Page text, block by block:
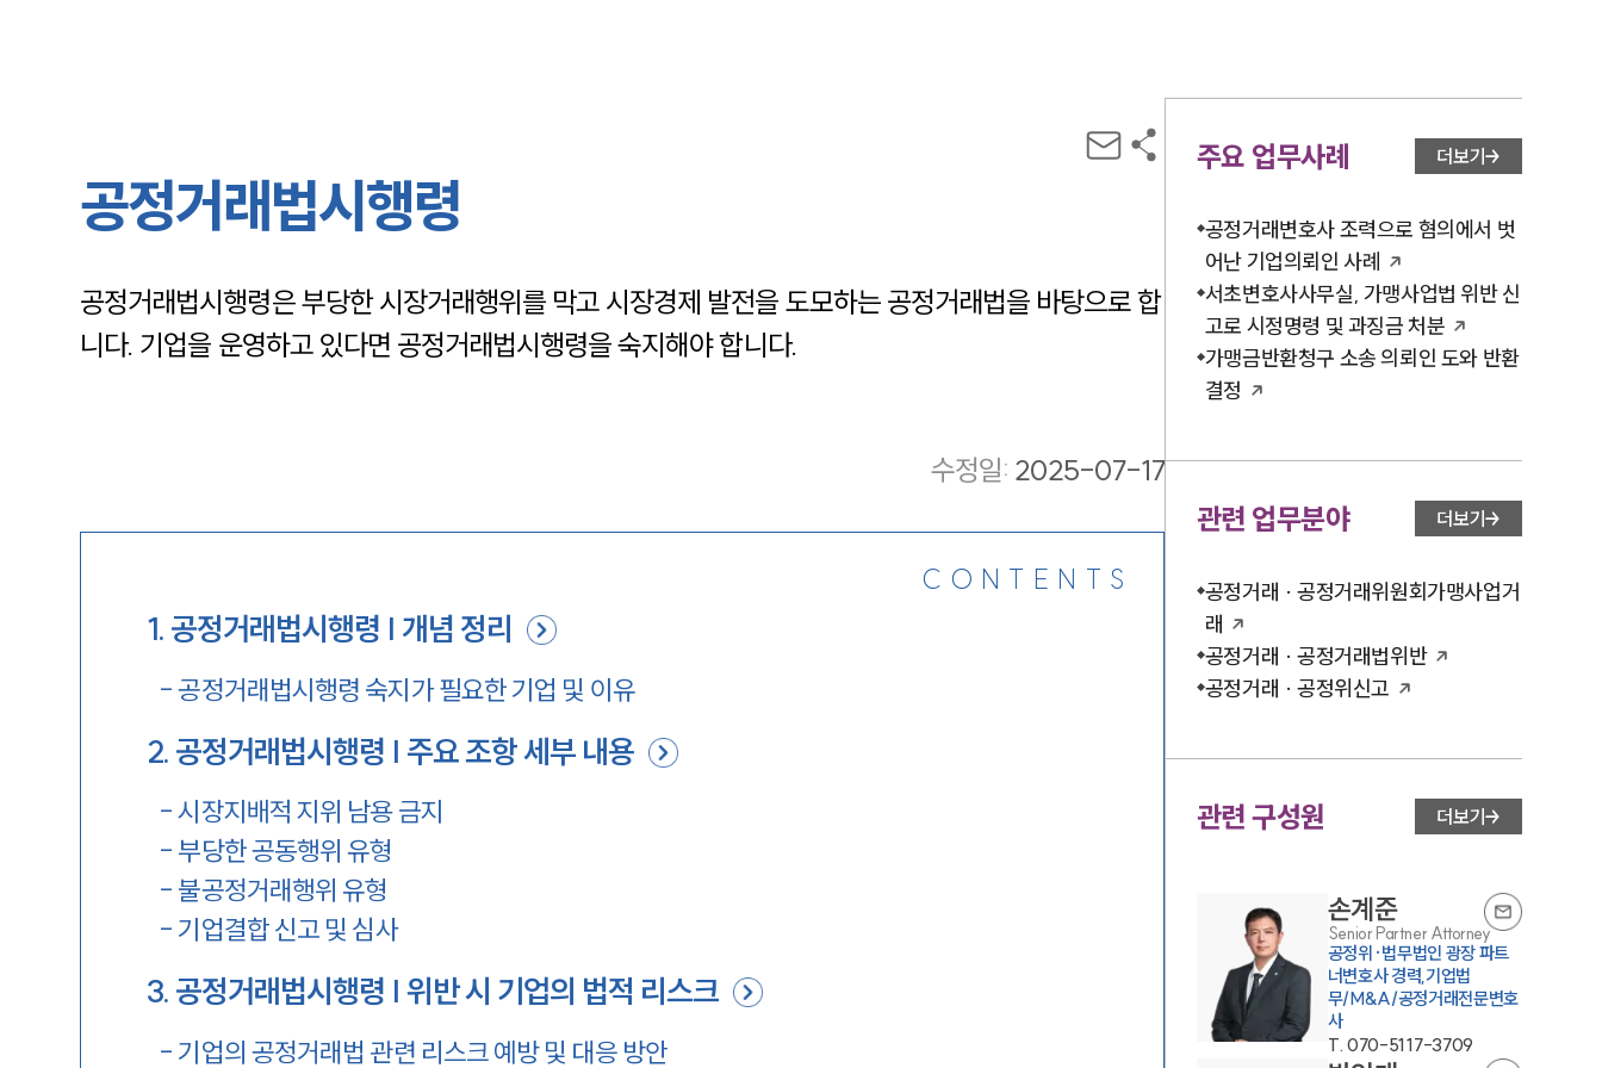
공정거래법시행령
공정거래법시행령은 부당한 시장거래행위를 막고 시장경제 발전을 도모하는 공정거래법을 바탕으로 합
니다. 기업을 운영하고 있다면 공정거래법시행령을 숙지해야 합니다.
수정일: 2025-07-17
CONTENTS
1. 공정거래법시행령 | 개념 정리
-공정거래법시행령 숙지가 필요한 기업 및 이유
2. 공정거래법시행령 | 주요 조항 세부 내용
-시장지배적 지위 남용 금지
- 부당한 공동행위 유형
- 불공정거래행위 유형
- 기업결합 신고 및 심사
3. 공정거래법시행령 | 위반 시 기업의 법적 리스크
- 기업의 공정거래법 관련 리스크 예방 및 대응 방안
주요 업무사례 더보기
공정거래변호사 조력으로 혐의에서 벗
어난 기업의뢰인 사례
서초변호사사무실, 가맹사업법 위반 신
고로 시정명령 및 과징금 처분
가맹금반환청구 소송 의뢰인 도와 반환
결정
관련 업무분야 더보기
공정거래 · 공정거래위원회가맹사업거
래
공정거래 · 공정거래법위반
공정거래 · 공정위신고
관련 구성원 더보기
손계준
Senior Partner Attorney
공정위·법무법인 광장 파트
너변호사 경력,기업법
무/M&A/공정거래전문변호
사
T. 070-5117-3709